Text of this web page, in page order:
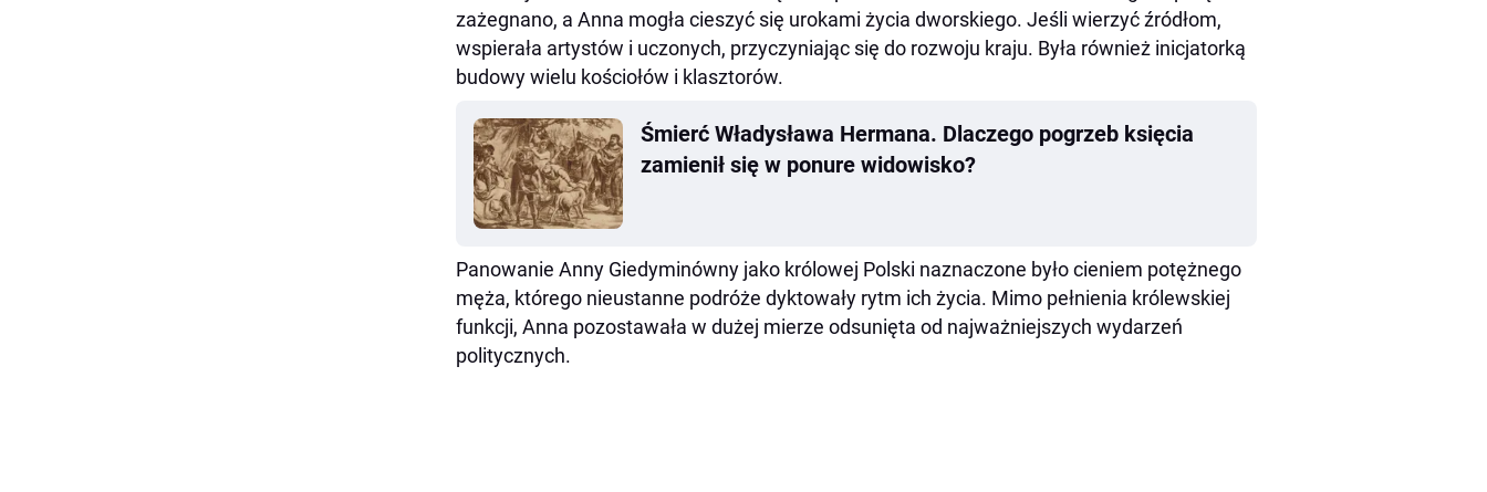
zażegnano, a Anna mogła cieszyć się urokami życia dworskiego. Jeśli wierzyć źródłom,
wspierała artystów i uczonych, przyczyniając się do rozwoju kraju. Była również inicjatorką
budowy wielu kościołów i klasztorów.
Śmierć Władysława Hermana. Dlaczego pogrzeb księcia
zamienił się w ponure widowisko?
Panowanie Anny Giedyminówny jako królowej Polski naznaczone było cieniem potężnego
męża, którego nieustanne podróże dyktowały rytm ich życia. Mimo pełnienia królewskiej
funkcji, Anna pozostawała w dużej mierze odsunięta od najważniejszych wydarzeń
politycznych.